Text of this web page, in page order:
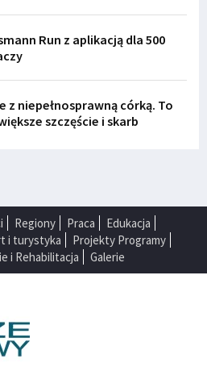
Run z aplikacją dla 500
z niepełnosprawną córką. To
szczęście i skarb
Regiony Praca
Edukacja
i turystyka
Projekty Programy
i Rehabilitacja
Galerie